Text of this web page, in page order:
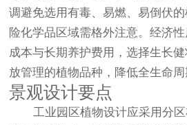
调避免选用有毒、易燃、易倒伏
险化学品区域需格外注意。经济
成本与长期养护费用，选择生长
放管理的植物品种，降低全生命周
景观设计要点
工业园区植物设计应采用分区